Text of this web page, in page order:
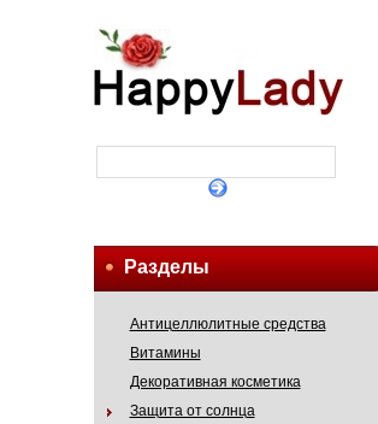
Разделы
Антицеллюлитные средства
Витамины
Декоративная косметика
Защита от солнца